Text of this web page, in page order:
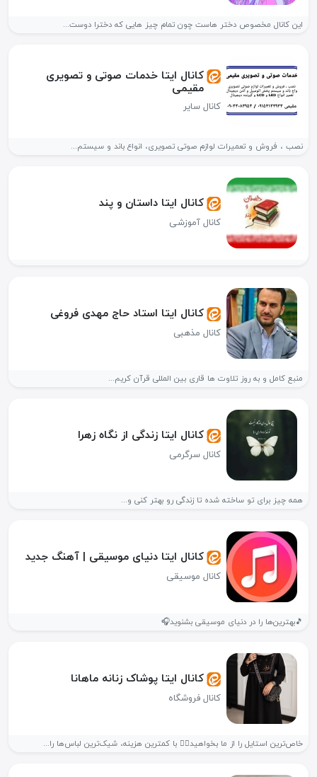
این کانال مخصوص دختر هاست چون تمام چیز هایی که دخترا دوست...
کانال ایتا خدمات صوتی و تصویری
مقیمی
کانال سایر
نصب ، فروش و تعمیرات لوازم صوتی تصویری، انواع باند و سیستم...
کانال ایتا داستان و پند
کانال آموزشی
کانال ایتا استاد حاج مهدی فروغی
کانال مذهبی
منبع کامل و به روز تلاوت ها قاری بین المللی قرآن کریم...
کانال ایتا زندگی از نگاه زهرا
کانال سرگرمی
همه چیز برای تو ساخته شده تا زندگی رو بهتر کنی و...
کانال ایتا دنیای موسیقی | آهنگ جدید
کانال موسیقی
🎵بهترین‌ها را در دنیای موسیقی بشنوید🎧
کانال ایتا پوشاک زنانه ماهانا
کانال فروشگاه
خاص‌ترین استایل را از ما بخواهید👌🏻 با کمترین هزینه، شیک‌ترین لباس‌ها را...